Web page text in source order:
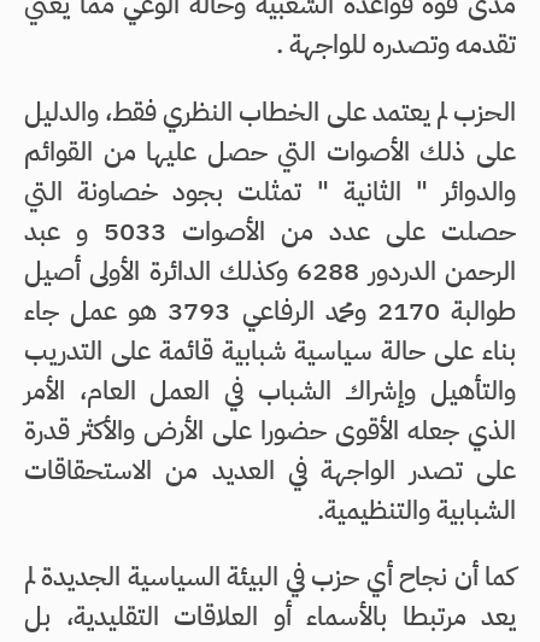
تقدمه وتصدره للواجهة .
الحزب لم يعتمد على الخطاب النظري فقط، والدليل
على ذلك الأصوات التي حصل عليها من القوائم
والدوائر " الثانية " تمثلت بجود خصاونة التي
حصلت على عدد من الأصوات 5033 و عبد
الرحمن الدردور 6288 وكذلك الدائرة الأولى أصيل
طوالبة 2170 ومحمد الرفاعي 3793 هو عمل جاء
بناء على حالة سياسية شبابية قائمة على التدريب
والتأهيل وإشراك الشباب في العمل العام، الأمر
الذي جعله الأقوى حضورا على الأرض والأكثر قدرة
على تصدر الواجهة في العديد من الاستحقاقات
الشبابية والتنظيمية.
كما أن نجاح أي حزب في البيئة السياسية الجديدة لم
يعد مرتبطا بالأسماء أو العلاقات التقليدية، بل